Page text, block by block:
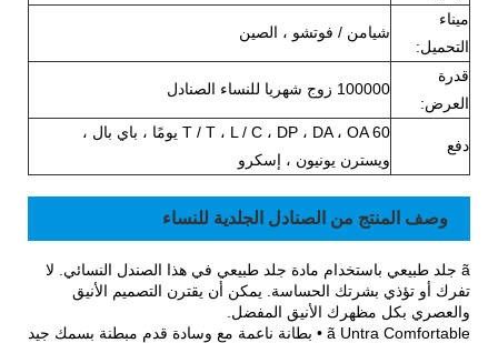
ميناء
التحميل:
شيامن / فوتشو ، الصين
قدرة
العرض:
100000 زوج شهريا للنساء الصنادل
دفع
T / T ، L / C ، DP ، DA ، OA 60 يومًا ، باي بال ،
ويسترن يونيون ، إسكرو
وصف المنتج من الصنادل الجلدية للنساء
ã جلد طبيعي باستخدام مادة جلد طبيعي في هذا الصندل النسائي. لا
تفرك أو تؤذي بشرتك الحساسة. يمكن أن يقترن التصميم الأنيق
والعصري بكل مظهرك الأنيق المفضل.
ã Untra Comfortable • بطانة ناعمة مع وسادة قدم مبطنة بسمك جيد